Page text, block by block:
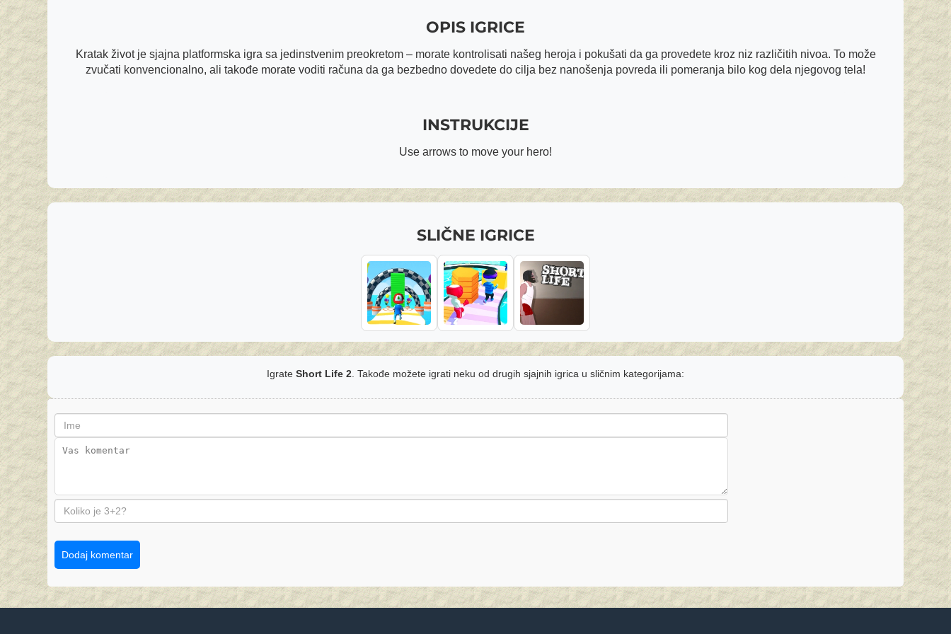
OPIS IGRICE
Kratak život je sjajna platformska igra sa jedinstvenim preokretom – morate kontrolisati našeg heroja i pokušati da ga provedete kroz niz različitih nivoa. To može
zvučati konvencionalno, ali takođe morate voditi računa da ga bezbedno dovedete do cilja bez nanošenja povreda ili pomeranja bilo kog dela njegovog tela!
INSTRUKCIJE
Use arrows to move your hero!
SLIČNE IGRICE
Igrate Short Life 2 . Takođe možete igrati neku od drugih sjajnih igrica u sličnim kategorijama:
Dodaj komentar